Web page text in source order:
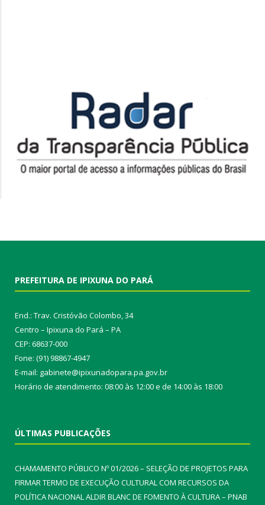
PREFEITURA DE IPIXUNA DO PARÁ
End.: Trav. Cristóvão Colombo, 34
Centro – Ipixuna do Pará – PA
CEP: 68637-000
Fone: (91) 98867-4947
E-mail: gabinete@ipixunadopara.pa.gov.br
Horário de atendimento: 08:00 às 12:00 e de 14:00 às 18:00
ÚLTIMAS PUBLICAÇÕES
CHAMAMENTO PÚBLICO Nº 01/2026 – SELEÇÃO DE PROJETOS PARA
FIRMAR TERMO DE EXECUÇÃO CULTURAL COM RECURSOS DA
POLÍTICA NACIONAL ALDIR BLANC DE FOMENTO À CULTURA – PNAB